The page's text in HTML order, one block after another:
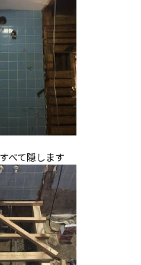
べて隠します